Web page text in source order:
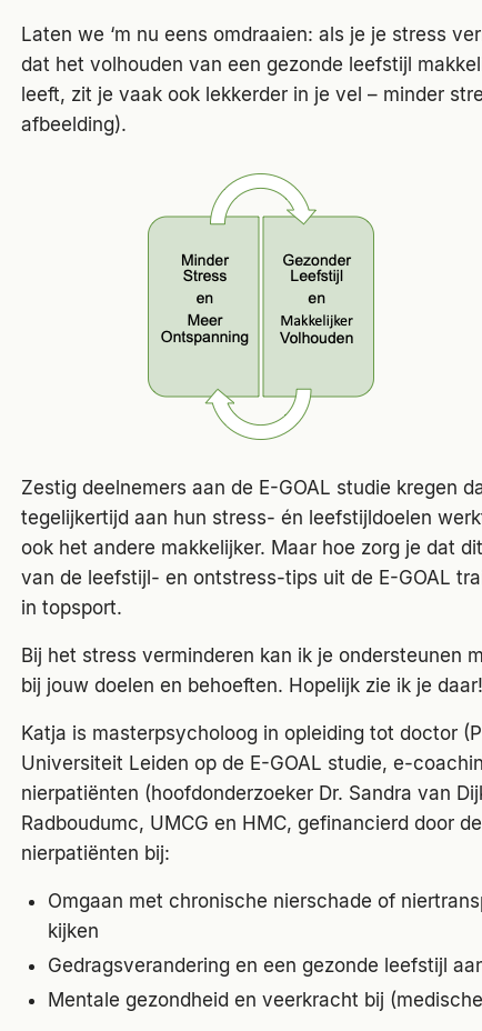
Laten we ‘m nu eens omdraaien: als je je stress
dat het volhouden van een gezonde leefstijl
leeft, zit je vaak ook lekkerder in je vel – minder
afbeelding).
Zestig deelnemers aan de E-GOAL studie kregen
tegelijkertijd aan hun stress- én leefstijldoelen
ook het andere makkelijker. Maar hoe zorg je dat
van de leefstijl- en ontstress-tips uit de E-GOAL
in topsport.
Bij het stress verminderen kan ik je ondersteunen
bij jouw doelen en behoeften. Hopelijk zie ik je daar!
Katja is masterpsycholoog in opleiding tot doctor
Universiteit Leiden op de E-GOAL studie, e-
nierpatiënten (hoofdonderzoeker Dr. Sandra van
Radboudumc, UMCG en HMC, gefinancierd door
nierpatiënten bij:
Omgaan met chronische nierschade of
kijken
Gedragsverandering en een gezonde leefstijl
Mentale gezondheid en veerkracht bij